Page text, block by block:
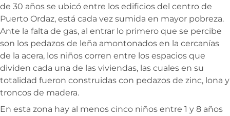
de 30 años se ubicó entre los edificios del centro de
Puerto Ordaz, está cada vez sumida en mayor pobreza.
Ante la falta de gas, al entrar lo primero que se percibe
son los pedazos de leña amontonados en la cercanías
de la acera, los niños corren entre los espacios que
dividen cada una de las viviendas, las cuales en su
totalidad fueron construidas con pedazos de zinc, lona y
troncos de madera.
En esta zona hay al menos cinco niños entre 1 y 8 años